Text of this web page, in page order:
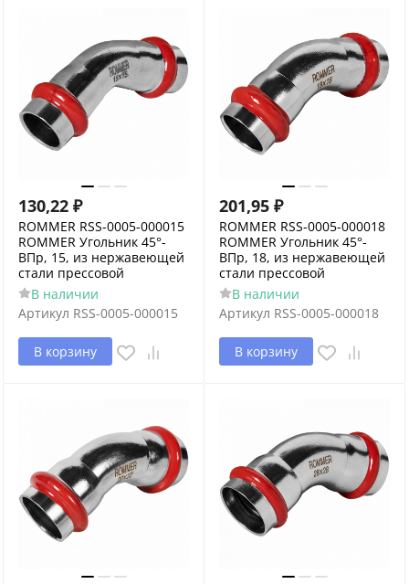
130,22 ₽
ROMMER RSS-0005-000015
ROMMER Угольник 45°-
ВПр, 15, из нержавеющей
стали прессовой
В наличии
Артикул RSS-0005-000015
В корзину
201,95 ₽
ROMMER RSS-0005-000018
ROMMER Угольник 45°-
ВПр, 18, из нержавеющей
стали прессовой
В наличии
Артикул RSS-0005-000018
В корзину